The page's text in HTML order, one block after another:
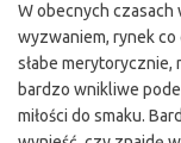
W obecnych czasach
wyzwaniem, rynek co
słabe merytorycznie,
bardzo wnikliwe
miłości do smaku.